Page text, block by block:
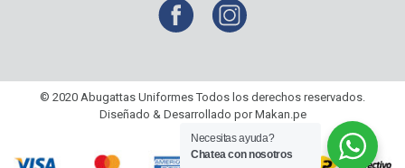
© 2020 Abugattas Uniformes Todos los derechos reservados.
Diseñado & Desarrollado por Makan.pe
Necesitas ayuda?
Chatea con nosotros